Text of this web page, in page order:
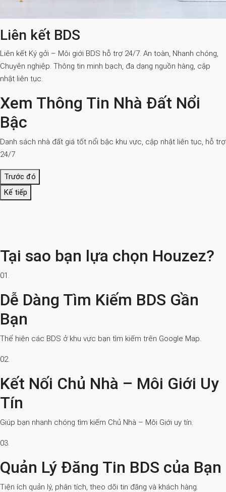
Liên kết BDS
Liên kết Ký gởi – Môi giới BDS hỗ trợ 24/7. An toàn, Nhanh chóng,
Chuyên nghiệp. Thông tin minh bạch, đa dạng nguồn hàng, cập
nhật liên tục.
Xem Thông Tin Nhà Đất Nổi
Bậc
Danh sách nhà đất giá tốt nổi bậc khu vực, cập nhật liên tục, hỗ trợ
24/7
Trước đó
Kế tiếp
Tại sao bạn lựa chọn Houzez?
01.
Dễ Dàng Tìm Kiếm BDS Gần
Bạn
Thể hiện các BDS ở khu vực bạn tìm kiếm trên Google Map.
02.
Kết Nối Chủ Nhà – Môi Giới Uy
Tín
Giúp bạn nhanh chóng tìm kiếm Chủ Nhà – Môi Giới uy tín.
03.
Quản Lý Đăng Tin BDS của Bạn
Tiện ích quản lý, phân tích, theo dõi tin đăng và khách hàng.